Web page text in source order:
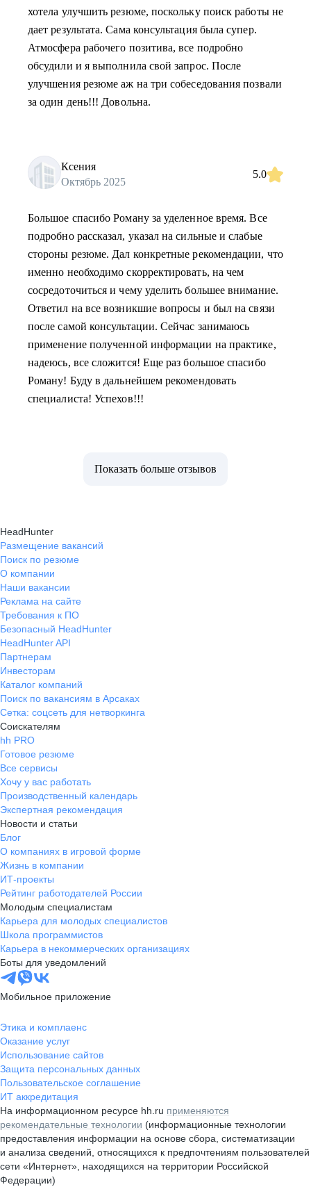
хотела улучшить резюме, поскольку поиск работы не
дает результата. Сама консультация была супер.
Атмосфера рабочего позитива, все подробно
обсудили и я выполнила свой запрос. После
улучшения резюме аж на три собеседования позвали
за один день!!! Довольна.
Ксения
Октябрь 2025
5.0
Большое спасибо Роману за уделенное время. Все
подробно рассказал, указал на сильные и слабые
стороны резюме. Дал конкретные рекомендации, что
именно необходимо скорректировать, на чем
сосредоточиться и чему уделить большее внимание.
Ответил на все возникшие вопросы и был на связи
после самой консультации. Сейчас занимаюсь
применение полученной информации на практике,
надеюсь, все сложится! Еще раз большое спасибо
Роману! Буду в дальнейшем рекомендовать
специалиста! Успехов!!!
Показать больше отзывов
HeadHunter
Размещение вакансий
Поиск по резюме
О компании
Наши вакансии
Реклама на сайте
Требования к ПО
Безопасный HeadHunter
HeadHunter API
Партнерам
Инвесторам
Каталог компаний
Поиск по вакансиям в Арсаках
Сетка: соцсеть для нетворкинга
Соискателям
hh PRO
Готовое резюме
Все сервисы
Хочу у вас работать
Производственный календарь
Экспертная рекомендация
Новости и статьи
Блог
О компаниях в игровой форме
Жизнь в компании
ИТ-проекты
Рейтинг работодателей России
Молодым специалистам
Карьера для молодых специалистов
Школа программистов
Карьера в некоммерческих организациях
Боты для уведомлений
Мобильное приложение
Этика и комплаенс
Оказание услуг
Использование сайтов
Защита персональных данных
Пользовательское соглашение
ИТ аккредитация
На информационном ресурсе hh.ru применяются
рекомендательные технологии (информационные технологии
предоставления информации на основе сбора, систематизации
и анализа сведений, относящихся к предпочтениям пользователей
сети «Интернет», находящихся на территории Российской
Федерации)